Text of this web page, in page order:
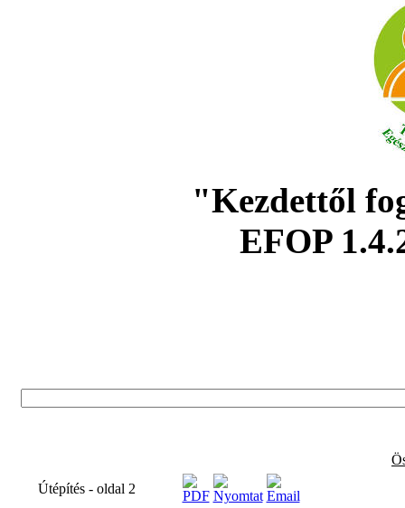
"Kezdettől
EFOP
Útépítés - oldal 2